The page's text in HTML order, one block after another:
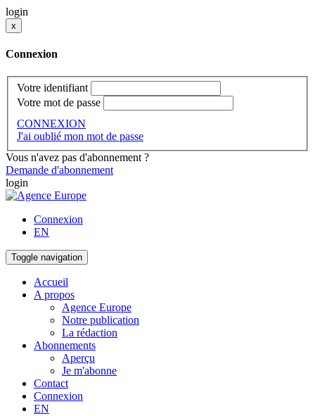
login
x
Connexion
Votre identifiant
Votre mot de passe
CONNEXION
J'ai oublié mon mot de passe
Vous n'avez pas d'abonnement ?
Demande d'abonnement
login
Connexion
EN
Toggle navigation
Accueil
A propos
Agence Europe
Notre publication
La rédaction
Abonnements
Aperçu
Je m'abonne
Contact
Connexion
EN